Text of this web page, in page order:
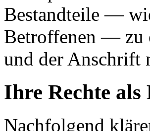
Bestandteile —
Betroffenen — zu
und der Anschrift
Ihre Rechte
Nachfolgend